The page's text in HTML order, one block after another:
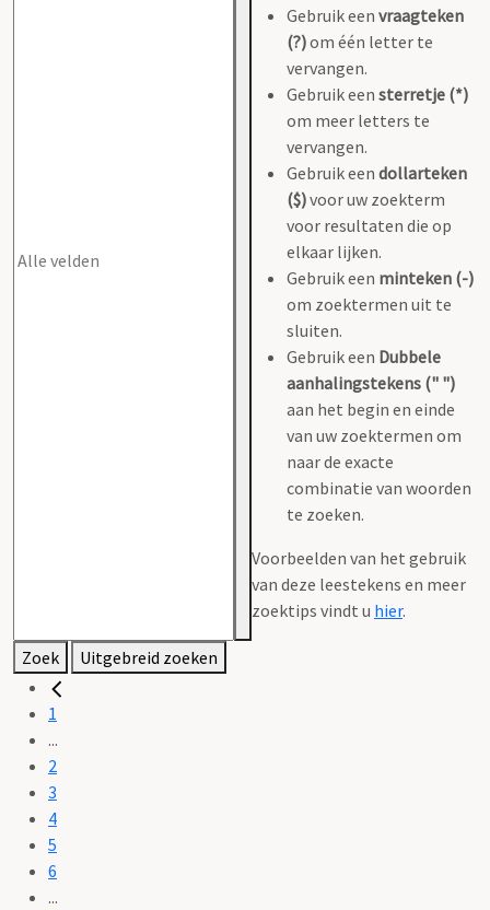
Gebruik een vraagteken
(?)om één letter te
vervangen.
Gebruik een sterretje (*)
om meer letters te
vervangen.
Gebruik een dollarteken
($)voor uw zoekterm
voor resultaten die op
elkaar lijken.
Gebruik een minteken (-)
om zoektermen uit te
sluiten.
Gebruik een Dubbele
aanhalingstekens (" ")
aan het begin en einde
van uw zoektermen om
naar de exacte
combinatie van woorden
te zoeken.
Voorbeelden van het gebruik
van deze leestekens en meer
zoektips vindt u hier.
Zoek Uitgebreid zoeken
1
...
2
3
4
5
6
...